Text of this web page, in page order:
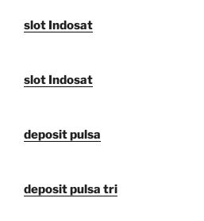
slot Indosat
slot Indosat
deposit pulsa
deposit pulsa tri